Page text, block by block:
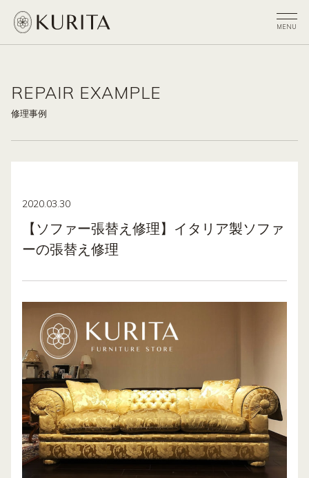
REPAIR EXAMPLE
修理事例
2020.03.30
【ソファー張替え修理】イタリア製ソファ
ーの張替え修理